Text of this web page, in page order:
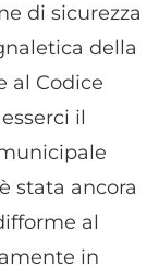
di sicurezza
della
al Codice
il
stata ancora
al
in